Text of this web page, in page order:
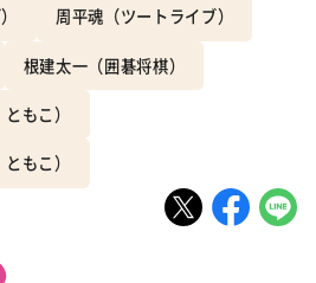
周平魂（ツートライブ）
根建太一（囲碁将棋）
もこ）
もこ）